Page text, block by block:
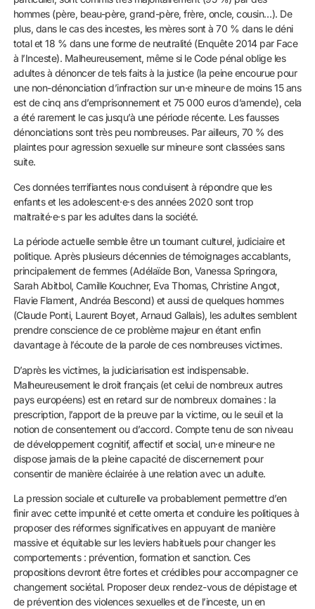
hommes (père, beau-père, grand-père, frère, oncle, cousin…). De
plus, dans le cas des incestes, les mères sont à 70 % dans le déni
total et 18 % dans une forme de neutralité (Enquête 2014 par Face
à l’Inceste). Malheureusement, même si le Code pénal oblige les
adultes à dénoncer de tels faits à la justice (la peine encourue pour
une non-dénonciation d’infraction sur un·e mineur·e de moins 15 ans
est de cinq ans d’emprisonnement et 75 000 euros d’amende), cela
a été rarement le cas jusqu’à une période récente. Les fausses
dénonciations sont très peu nombreuses. Par ailleurs, 70 % des
plaintes pour agression sexuelle sur mineur·e sont classées sans
suite.
Ces données terrifiantes nous conduisent à répondre que les
enfants et les adolescent·e·s des années 2020 sont trop
maltraité·e·s par les adultes dans la société.
La période actuelle semble être un tournant culturel, judiciaire et
politique. Après plusieurs décennies de témoignages accablants,
principalement de femmes (Adélaïde Bon, Vanessa Springora,
Sarah Abitbol, Camille Kouchner, Eva Thomas, Christine Angot,
Flavie Flament, Andréa Bescond) et aussi de quelques hommes
(Claude Ponti, Laurent Boyet, Arnaud Gallais), les adultes semblent
prendre conscience de ce problème majeur en étant enfin
davantage à l’écoute de la parole de ces nombreuses victimes.
D’après les victimes, la judiciarisation est indispensable.
Malheureusement le droit français (et celui de nombreux autres
pays européens) est en retard sur de nombreux domaines : la
prescription, l’apport de la preuve par la victime, ou le seuil et la
notion de consentement ou d’accord. Compte tenu de son niveau
de développement cognitif, affectif et social, un·e mineur·e ne
dispose jamais de la pleine capacité de discernement pour
consentir de manière éclairée à une relation avec un adulte.
La pression sociale et culturelle va probablement permettre d’en
finir avec cette impunité et cette omerta et conduire les politiques à
proposer des réformes significatives en appuyant de manière
massive et équitable sur les leviers habituels pour changer les
comportements : prévention, formation et sanction. Ces
propositions devront être fortes et crédibles pour accompagner ce
changement sociétal. Proposer deux rendez-vous de dépistage et
de prévention des violences sexuelles et de l’inceste, un en